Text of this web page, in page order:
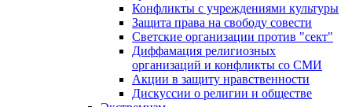
Конфликты с учреждениями культуры
Защита права на свободу совести
Светские организации против "сект"
Диффамация религиозных
организаций и конфликты со СМИ
Акции в защиту нравственности
Дискуссии о религии и обществе